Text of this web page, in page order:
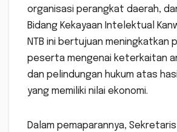
organisasi perangkat daerah,
Bidang Kekayaan Intelektual
NTB ini bertujuan meningkatkan
peserta mengenai keterkaitan
dan pelindungan hukum atas
yang memiliki nilai ekonomi.
Dalam pemaparannya, Sekretaris